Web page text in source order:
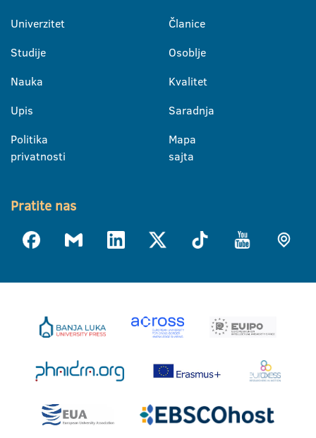
Univerzitet
Studije
Nauka
Upis
Politika
privatnosti
Članice
Osoblje
Kvalitet
Saradnja
Mapa
sajta
Pratite nas